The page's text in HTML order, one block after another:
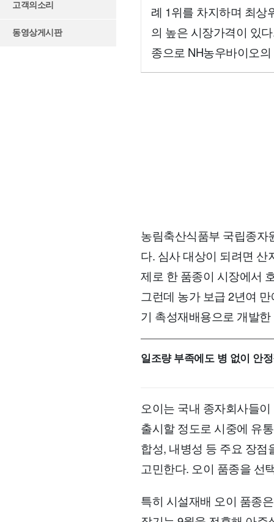
고객의소리
동영상게시판
례 1위를 차지하며 최상
의 높은 시장가격이 있
종으로 NH농우바이오
농림축산식품부 국립종자
다. 심사 대상이 되려면 산
제로 한 품종이 시장에서
그런데 농가 보급 2년여
기 촉성재배용으로 개발
일조량 부족에도 병 없이 안
오이는 국내 종자회사들
출시할 정도로 시중에 유
합성, 내병성 등 주요 장
고민한다. 오이 품종을 선
특히 시설재배 오이 품종